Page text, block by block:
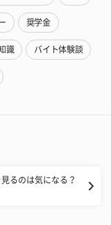
奨学金
識 バイト体験談
るのは気になる？